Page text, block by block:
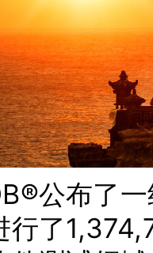
公布了
行了